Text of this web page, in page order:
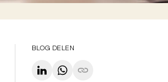
BLOG DELEN